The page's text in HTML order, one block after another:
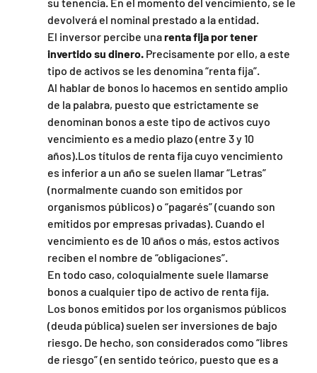
devolverá el nominal prestado a la entidad.
El inversor percibe una renta fija por tener
invertido su dinero. Precisamente por ello, a este
tipo de activos se les denomina “renta fija”.
Al hablar de bonos lo hacemos en sentido amplio
de la palabra, puesto que estrictamente se
denominan bonos a este tipo de activos cuyo
vencimiento es a medio plazo (entre 3 y 10
años).Los títulos de renta fija cuyo vencimiento
es inferior a un año se suelen llamar “Letras”
(normalmente cuando son emitidos por
organismos públicos) o “pagarés” (cuando son
emitidos por empresas privadas). Cuando el
vencimiento es de 10 años o más, estos activos
reciben el nombre de “obligaciones”.
En todo caso, coloquialmente suele llamarse
bonos a cualquier tipo de activo de renta fija.
Los bonos emitidos por los organismos públicos
(deuda pública) suelen ser inversiones de bajo
riesgo. De hecho, son considerados como “libres
de riesgo” (en sentido teórico, puesto que es a